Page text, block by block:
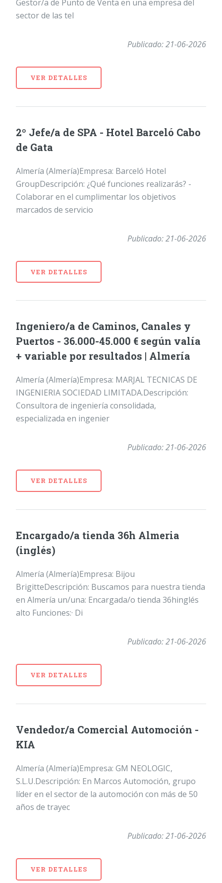
Gestor/a de Punto de Venta en una empresa del
sector de las tel
Publicado: 21-06-2026
VER DETALLES
2º Jefe/a de SPA - Hotel Barceló Cabo
de Gata
Almería (Almería)Empresa: Barceló Hotel
GroupDescripción: ¿Qué funciones realizarás? -
Colaborar en el cumplimentar los objetivos
marcados de servicio
Publicado: 21-06-2026
VER DETALLES
Ingeniero/a de Caminos, Canales y
Puertos - 36.000-45.000 € según valía
+ variable por resultados | Almería
Almería (Almería)Empresa: MARJAL TECNICAS DE
INGENIERIA SOCIEDAD LIMITADA.Descripción:
Consultora de ingeniería consolidada,
especializada en ingenier
Publicado: 21-06-2026
VER DETALLES
Encargado/a tienda 36h Almeria
(inglés)
Almería (Almería)Empresa: Bijou
BrigitteDescripción: Buscamos para nuestra tienda
en Almería un/una: Encargada/o tienda 36hinglés
alto Funciones:· Di
Publicado: 21-06-2026
VER DETALLES
Vendedor/a Comercial Automoción -
KIA
Almería (Almería)Empresa: GM NEOLOGIC,
S.L.U.Descripción: En Marcos Automoción, grupo
líder en el sector de la automoción con más de 50
años de trayec
Publicado: 21-06-2026
VER DETALLES